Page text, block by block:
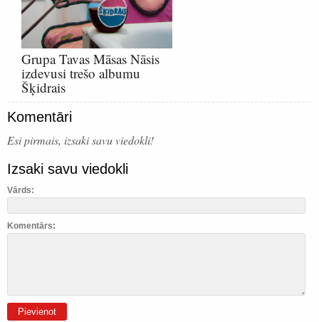
Grupa Tavas Māsas Nāsis
izdevusi trešo albumu
Šķidrais
Komentāri
Esi pirmais, izsaki savu viedokli!
Izsaki savu viedokli
Vārds:
Komentārs:
Pievienot